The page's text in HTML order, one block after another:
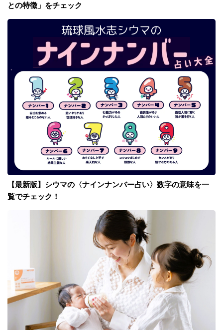
との特徴」をチェック
【最新版】シウマの〈ナインナンバー占い〉数字の意味を一
覧でチェック！